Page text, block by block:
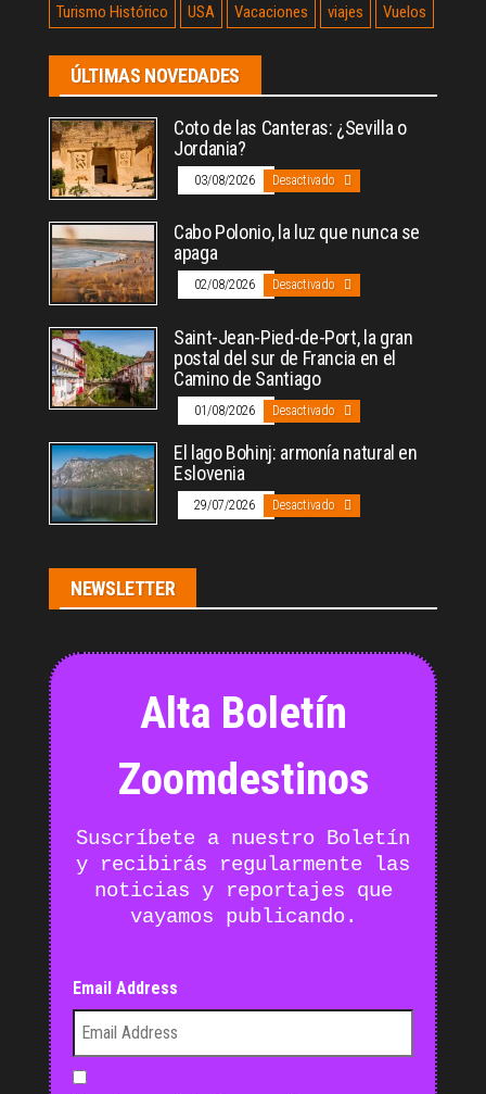
Turismo Histórico
USA Vacaciones viajes Vuelos
ÚLTIMAS NOVEDADES
Coto de las Canteras: ¿Sevilla o
Jordania?
03/08/2026 Desactivado
Cabo Polonio, la luz que nunca se
apaga
02/08/2026 Desactivado
Saint-Jean-Pied-de-Port, la gran
postal del sur de Francia en el
Camino de Santiago
01/08/2026 Desactivado
El lago Bohinj: armonía natural en
Eslovenia
29/07/2026 Desactivado
NEWSLETTER
Alta Boletín
Zoomdestinos
Suscríbete a nuestro Boletín
y recibirás regularmente las
noticias y reportajes que
vayamos publicando.
Email Address